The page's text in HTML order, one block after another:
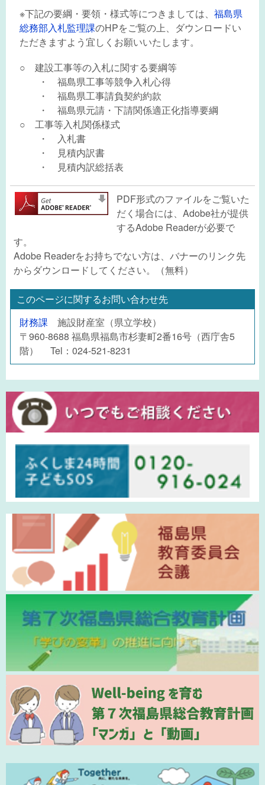
※下記の要綱・要領・様式等につきましては、 福島県
総務部入札監理課のHPをご覧の上、ダウンロードい
ただきますよう宜しくお願いいたします。
○ 建設工事等の入札に関する要綱等
・ 福島県工事等競争入札心得
・ 福島県工事請負契約約款
・ 福島県元請・下請関係適正化指導要綱
○ 工事等入札関係様式
・ 入札書
・ 見積内訳書
・ 見積内訳総括表
PDF形式のファイルをご覧いた
だく場合には、Adobe社が提供
するAdobe Readerが必要で
す。
Adobe Readerをお持ちでない方は、バナーのリンク先
からダウンロードしてください。（無料）
このページに関するお問い合わせ先
財務課 施設財産室（県立学校）
〒960-8688 福島県福島市杉妻町2番16号（西庁舎5
階） Tel：024-521-8231